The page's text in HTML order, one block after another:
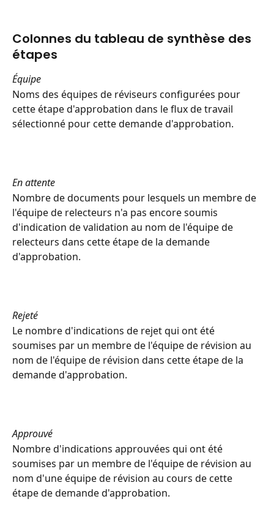
Colonnes du tableau de synthèse des
étapes
Équipe
Noms des équipes de réviseurs configurées pour
cette étape d'approbation dans le flux de travail
sélectionné pour cette demande d'approbation.
En attente
Nombre de documents pour lesquels un membre de
l'équipe de relecteurs n'a pas encore soumis
d'indication de validation au nom de l'équipe de
relecteurs dans cette étape de la demande
d'approbation.
Rejeté
Le nombre d'indications de rejet qui ont été
soumises par un membre de l'équipe de révision au
nom de l'équipe de révision dans cette étape de la
demande d'approbation.
Approuvé
Nombre d'indications approuvées qui ont été
soumises par un membre de l'équipe de révision au
nom d'une équipe de révision au cours de cette
étape de demande d'approbation.